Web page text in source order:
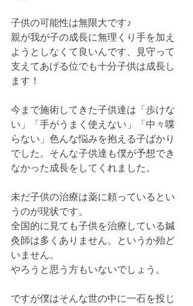
子供の可能性は無限大です♪
親が我が子の成長に無理くり手を加え
ようとしなくて良いんです、見守って
支えてあげる位でも十分子供は成長し
ます！
今まで施術してきた子供達は「歩けな
い」「手がうまく使えない」「中々喋
らない」色んな悩みを抱える子ばかり
でした。そんな子供達も僕が予想でき
なかった成長をしてくれました。
未だ子供の治療は薬に頼っているとい
うのが現状です。
全国的に見ても子供を治療している鍼
灸師は多くありません。というか殆ど
いません。
やろうと思う方もいないでしょう。
ですが僕はそんな世の中に一石を投じ